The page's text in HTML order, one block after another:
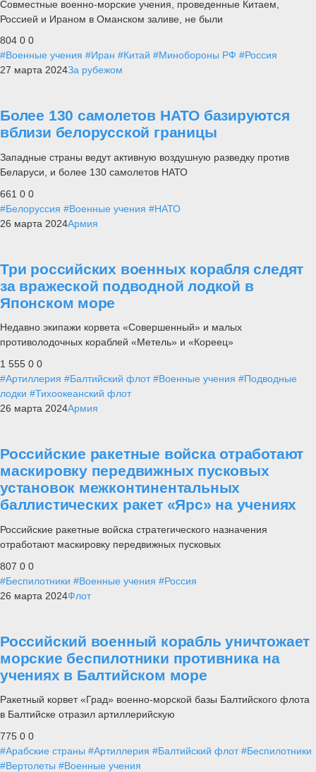
Совместные военно-морские учения, проведенные Китаем,
Россией и Ираном в Оманском заливе, не были
804 0 0
#Военные учения #Иран #Китай #Минобороны РФ #Россия
27 марта 2024За рубежом
Более 130 самолетов НАТО базируются
вблизи белорусской границы
Западные страны ведут активную воздушную разведку против
Беларуси, и более 130 самолетов НАТО
661 0 0
#Белоруссия #Военные учения #НАТО
26 марта 2024Армия
Три российских военных корабля следят
за вражеской подводной лодкой в
Японском море
Недавно экипажи корвета «Совершенный» и малых
противолодочных кораблей «Метель» и «Кореец»
1 555 0 0
#Артиллерия #Балтийский флот #Военные учения #Подводные
лодки #Тихоокеанский флот
26 марта 2024Армия
Российские ракетные войска отработают
маскировку передвижных пусковых
установок межконтинентальных
баллистических ракет «Ярс» на учениях
Российские ракетные войска стратегического назначения
отработают маскировку передвижных пусковых
807 0 0
#Беспилотники #Военные учения #Россия
26 марта 2024Флот
Российский военный корабль уничтожает
морские беспилотники противника на
учениях в Балтийском море
Ракетный корвет «Град» военно-морской базы Балтийского флота
в Балтийске отразил артиллерийскую
775 0 0
#Арабские страны #Артиллерия #Балтийский флот #Беспилотники
#Вертолеты #Военные учения